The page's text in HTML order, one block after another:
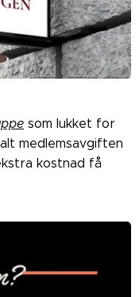
som lukket for
medlemsavgiften
kostnad få